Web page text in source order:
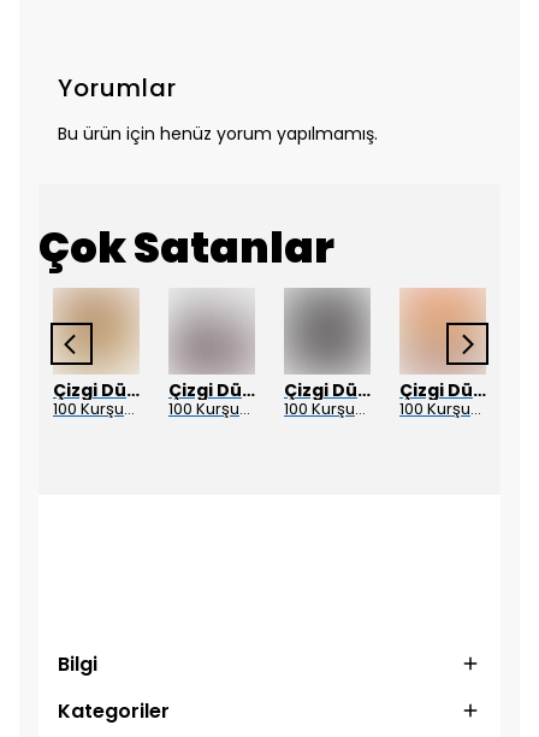
Yorumlar
Bu ürün için henüz yorum yapılmamış.
Çok Satanlar
Çizgi Düşler
100 Kurşun 10 Harap
Çizgi Düşler
100 Kurşun 2 Anlık Fırsatlar
Çizgi Düşler
100 Kurşun 3 Baba Emaneti
Çizgi Düşler
100 Kurşun 4 Geçmiş Yarınlar
Bilgi
Kategoriler